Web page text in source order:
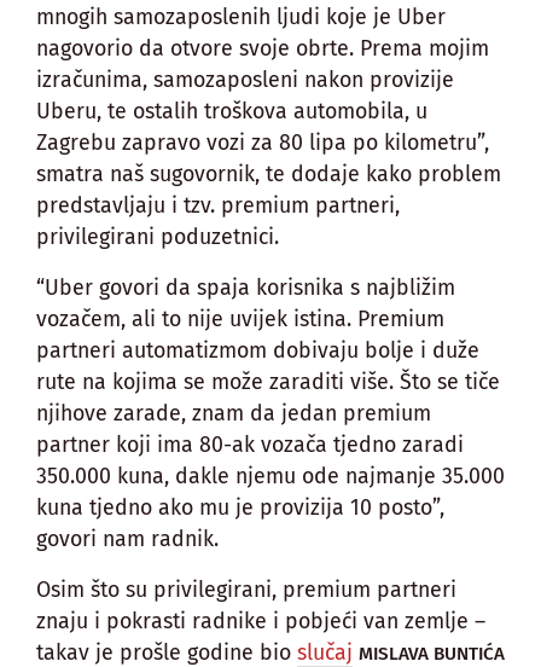
mnogih samozaposlenih ljudi koje je Uber
nagovorio da otvore svoje obrte. Prema mojim
izračunima, samozaposleni nakon provizije
Uberu, te ostalih troškova automobila, u
Zagrebu zapravo vozi za 80 lipa po kilometru”,
smatra naš sugovornik, te dodaje kako problem
predstavljaju i tzv. premium partneri,
privilegirani poduzetnici.
“Uber govori da spaja korisnika s najbližim
vozačem, ali to nije uvijek istina. Premium
partneri automatizmom dobivaju bolje i duže
rute na kojima se može zaraditi više. Što se tiče
njihove zarade, znam da jedan premium
partner koji ima 80-ak vozača tjedno zaradi
350.000 kuna, dakle njemu ode najmanje 35.000
kuna tjedno ako mu je provizija 10 posto”,
govori nam radnik.
Osim što su privilegirani, premium partneri
znaju i pokrasti radnike i pobjeći van zemlje –
takav je prošle godine bio slučaj MISLAVA BUNTIĆA